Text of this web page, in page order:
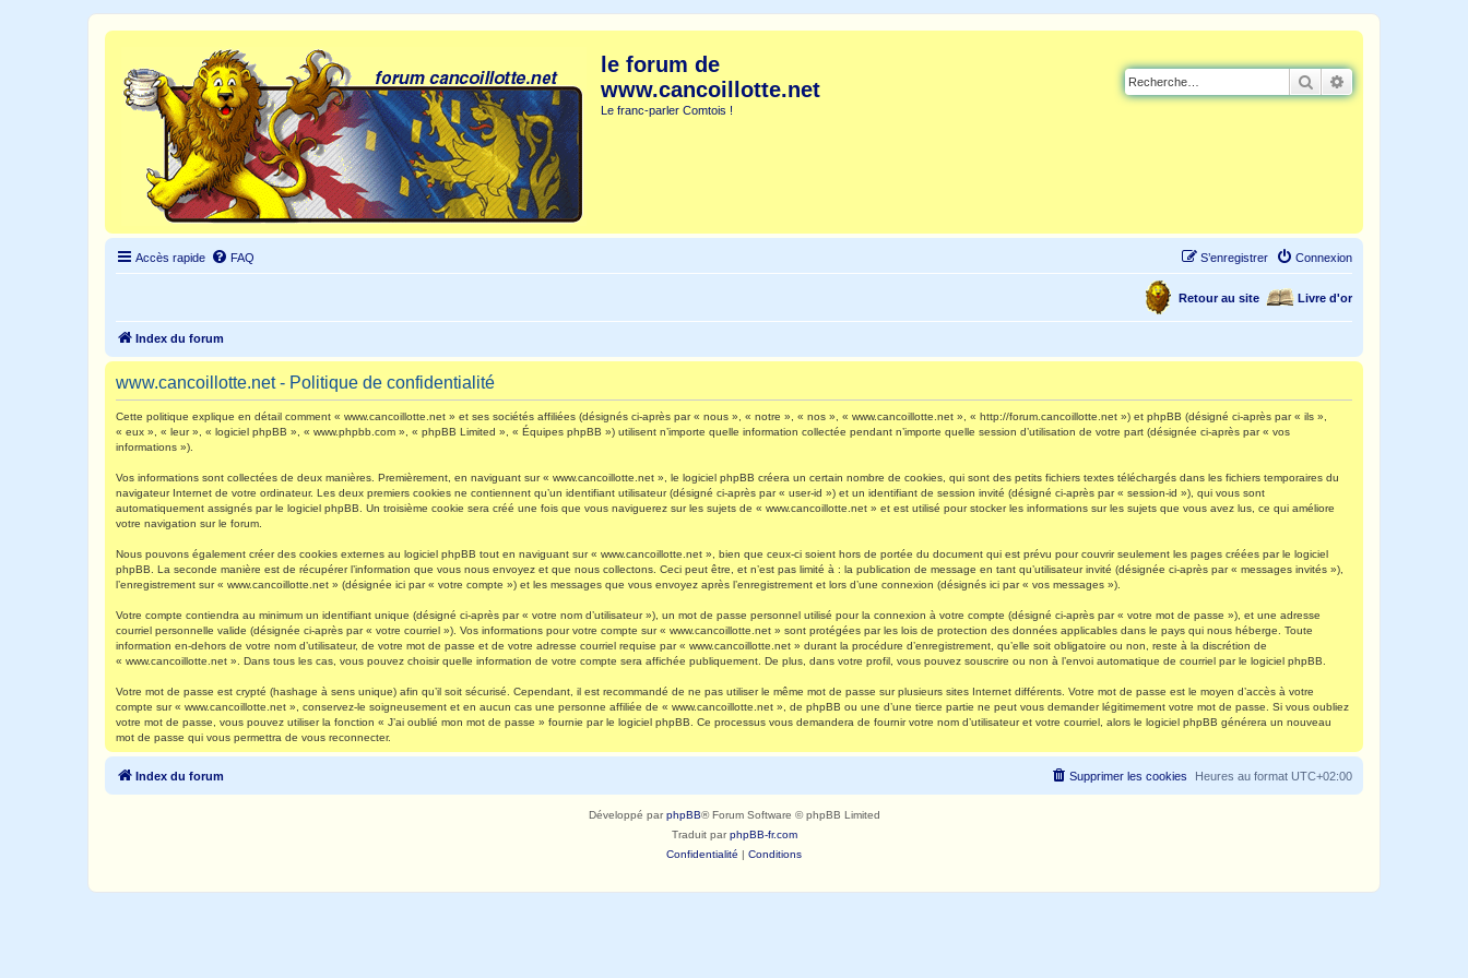
le forum de
www.cancoillotte.net
Le franc-parler Comtois !
Rechercher
Accès rapide FAQ Connexion
S’enregistrer
Livre d'or
Retour au site
Index du forum
www.cancoillotte.net - Politique de confidentialité
Cette politique explique en détail comment « www.cancoillotte.net » et ses sociétés affiliées (désignés ci-après par « nous », « notre », « nos », « www.cancoillotte.net », « http://forum.cancoillotte.net ») et phpBB (désigné ci-après par « ils »,
« eux », « leur », « logiciel phpBB », « www.phpbb.com », « phpBB Limited », « Équipes phpBB ») utilisent n’importe quelle information collectée pendant n’importe quelle session d’utilisation de votre part (désignée ci-après par « vos
informations »).
Vos informations sont collectées de deux manières. Premièrement, en naviguant sur « www.cancoillotte.net », le logiciel phpBB créera un certain nombre de cookies, qui sont des petits fichiers textes téléchargés dans les fichiers temporaires du
navigateur Internet de votre ordinateur. Les deux premiers cookies ne contiennent qu’un identifiant utilisateur (désigné ci-après par « user-id ») et un identifiant de session invité (désigné ci-après par « session-id »), qui vous sont
automatiquement assignés par le logiciel phpBB. Un troisième cookie sera créé une fois que vous naviguerez sur les sujets de « www.cancoillotte.net » et est utilisé pour stocker les informations sur les sujets que vous avez lus, ce qui améliore
votre navigation sur le forum.
Nous pouvons également créer des cookies externes au logiciel phpBB tout en naviguant sur « www.cancoillotte.net », bien que ceux-ci soient hors de portée du document qui est prévu pour couvrir seulement les pages créées par le logiciel
phpBB. La seconde manière est de récupérer l’information que vous nous envoyez et que nous collectons. Ceci peut être, et n’est pas limité à : la publication de message en tant qu’utilisateur invité (désignée ci-après par « messages invités »),
l’enregistrement sur « www.cancoillotte.net » (désignée ici par « votre compte ») et les messages que vous envoyez après l’enregistrement et lors d’une connexion (désignés ici par « vos messages »).
Votre compte contiendra au minimum un identifiant unique (désigné ci-après par « votre nom d’utilisateur »), un mot de passe personnel utilisé pour la connexion à votre compte (désigné ci-après par « votre mot de passe »), et une adresse
courriel personnelle valide (désignée ci-après par « votre courriel »). Vos informations pour votre compte sur « www.cancoillotte.net » sont protégées par les lois de protection des données applicables dans le pays qui nous héberge. Toute
information en-dehors de votre nom d’utilisateur, de votre mot de passe et de votre adresse courriel requise par « www.cancoillotte.net » durant la procédure d’enregistrement, qu’elle soit obligatoire ou non, reste à la discrétion de
« www.cancoillotte.net ». Dans tous les cas, vous pouvez choisir quelle information de votre compte sera affichée publiquement. De plus, dans votre profil, vous pouvez souscrire ou non à l’envoi automatique de courriel par le logiciel phpBB.
Votre mot de passe est crypté (hashage à sens unique) afin qu’il soit sécurisé. Cependant, il est recommandé de ne pas utiliser le même mot de passe sur plusieurs sites Internet différents. Votre mot de passe est le moyen d’accès à votre
compte sur « www.cancoillotte.net », conservez-le soigneusement et en aucun cas une personne affiliée de « www.cancoillotte.net », de phpBB ou une d’une tierce partie ne peut vous demander légitimement votre mot de passe. Si vous oubliez
votre mot de passe, vous pouvez utiliser la fonction « J’ai oublié mon mot de passe » fournie par le logiciel phpBB. Ce processus vous demandera de fournir votre nom d’utilisateur et votre courriel, alors le logiciel phpBB générera un nouveau
mot de passe qui vous permettra de vous reconnecter.
Index du forum Heures au format UTC+02:00
Supprimer les cookies
Développé parphpBB® Forum Software © phpBB Limited
Traduit parphpBB-fr.com
Confidentialité | Conditions